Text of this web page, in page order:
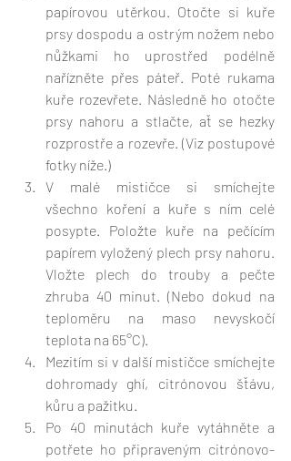
papírovou utěrkou. Otočte si kuře
prsy dospodu a ostrým nožem nebo
nůžkami ho uprostřed podélně
nařízněte přes páteř. Poté rukama
kuře rozevřete. Následně ho otočte
prsy nahoru a stlačte, ať se hezky
rozprostře a rozevře. (Viz postupové
fotky níže.)
V malé mističce si smíchejte
všechno koření a kuře s ním celé
posypte. Položte kuře na pečícím
papírem vyložený plech prsy nahoru.
Vložte plech do trouby a pečte
zhruba 40 minut. (Nebo dokud na
teploměru na maso nevyskočí
teplota na 65°C).
Mezitím si v další mističce smíchejte
dohromady ghí, citrónovou šťávu,
kůru a pažitku.
Po 40 minutách kuře vytáhněte a
potřete ho připraveným citrónovo-